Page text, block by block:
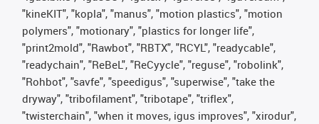
"kineKIT", "kopla", "manus", "motion plastics", "motion
polymers", "motionary", "plastics for longer life",
"print2mold", "Rawbot", "RBTX", "RCYL", "readycable",
"readychain", "ReBeL", "ReCyycle", "reguse", "robolink",
"Rohbot", "savfe", "speedigus", "superwise", "take the
dryway", "tribofilament", "tribotape", "triflex",
"twisterchain", "when it moves, igus improves", "xirodur",